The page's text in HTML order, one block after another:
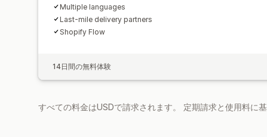
Multiple languages
Last-mile delivery partners
Shopify Flow
14日間の無料体験
すべての料金はUSDで請求されます。 定期請求と使用料に